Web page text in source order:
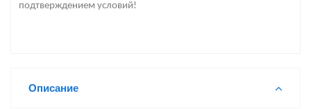
подтверждением условий!
Описание